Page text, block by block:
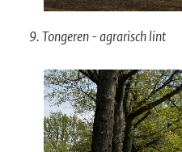
9. Tongeren - agrarisch lint